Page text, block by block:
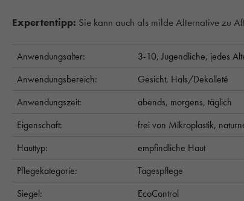
Expertentipp: Sie kann auch als milde Alternative zu
Anwendungsalter: 3-10,Jugendliche, jedes
Anwendungsbereich:
Gesicht, Hals/Dekolleté
Anwendungszeit:
abends, morgens, täglich
Eigenschaft:
frei von Mikroplastik,
Hauttyp:
empfindliche Haut
Pflegekategorie:
Tagespflege
Siegel:
EcoControl